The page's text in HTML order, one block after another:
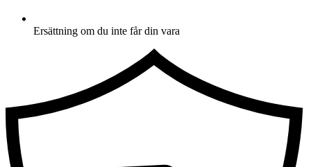
Ersättning om du inte får din vara